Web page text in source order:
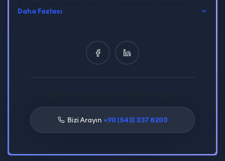
Sertifikasyon
Daha Fazlası
Bizi Arayın +90 (543) 337 8200